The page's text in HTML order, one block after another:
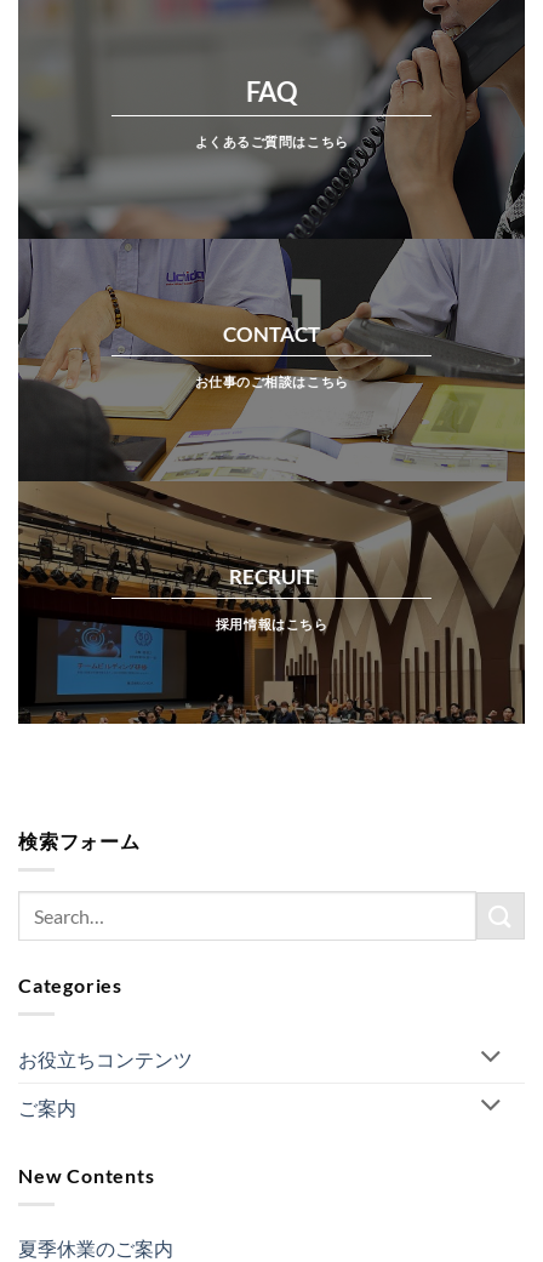
FAQ
よくあるご質問はこちら
CONTACT
お仕事のご相談はこちら
RECRUIT
採用情報はこちら
検索フォーム
Categories
お役立ちコンテンツ
ご案内
New Contents
夏季休業のご案内